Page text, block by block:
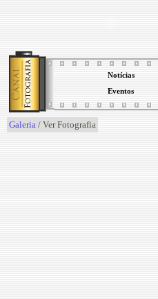
Notícias
Eventos
Galeria / Ver Fotografia